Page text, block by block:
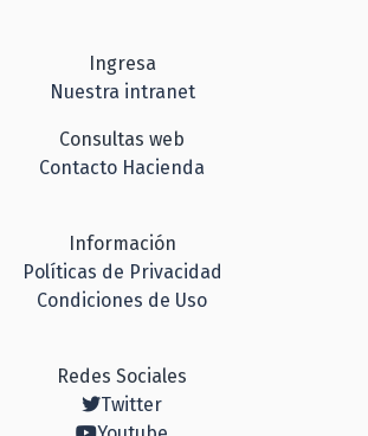
Ingresa
Nuestra intranet
Consultas web
Contacto Hacienda
Información
Políticas de Privacidad
Condiciones de Uso
Redes Sociales
Twitter